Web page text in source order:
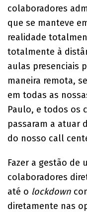
colaboradores
que se manteve
realidade
totalmente à
aulas presenciais
maneira remota,
em todas as
Paulo, e todos os
passaram a atuar
do nosso call
Fazer a gestão de
colaboradores
até o lockdown
diretamente nas